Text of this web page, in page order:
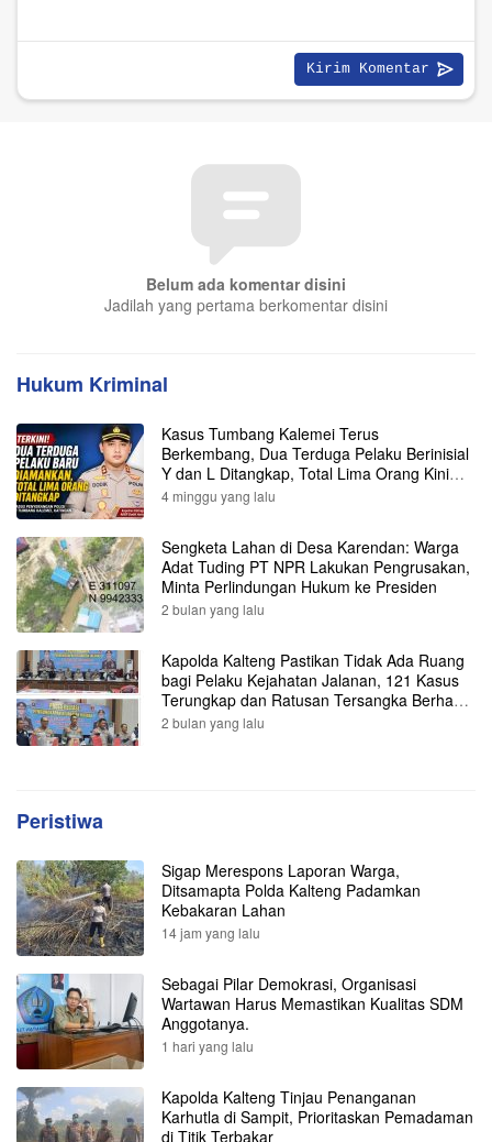
Belum ada komentar disini
Jadilah yang pertama berkomentar disini
Hukum Kriminal
Kasus Tumbang Kalemei Terus
Berkembang, Dua Terduga Pelaku Berinisial
Y dan L Ditangkap, Total Lima Orang Kini
Diamankan Polisi
4 minggu yang lalu
Sengketa Lahan di Desa Karendan: Warga
Adat Tuding PT NPR Lakukan Pengrusakan,
Minta Perlindungan Hukum ke Presiden
2 bulan yang lalu
Kapolda Kalteng Pastikan Tidak Ada Ruang
bagi Pelaku Kejahatan Jalanan, 121 Kasus
Terungkap dan Ratusan Tersangka Berhasil
Dibekuk
2 bulan yang lalu
Peristiwa
Sigap Merespons Laporan Warga,
Ditsamapta Polda Kalteng Padamkan
Kebakaran Lahan
14 jam yang lalu
Sebagai Pilar Demokrasi, Organisasi
Wartawan Harus Memastikan Kualitas SDM
Anggotanya.
1 hari yang lalu
Kapolda Kalteng Tinjau Penanganan
Karhutla di Sampit, Prioritaskan Pemadaman
di Titik Terbakar